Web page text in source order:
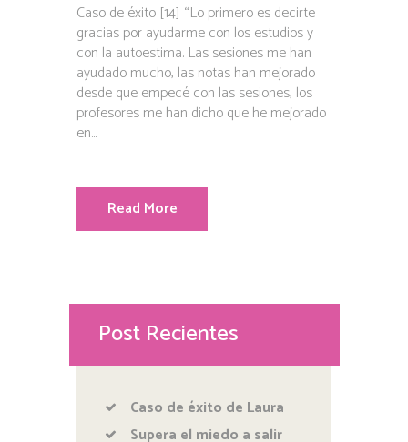
Caso de éxito [14] “Lo primero es decirte
gracias por ayudarme con los estudios y
con la autoestima. Las sesiones me han
ayudado mucho, las notas han mejorado
desde que empecé con las sesiones, los
profesores me han dicho que he mejorado
en...
Read More
Post Recientes
Caso de éxito de Laura
Supera el miedo a salir